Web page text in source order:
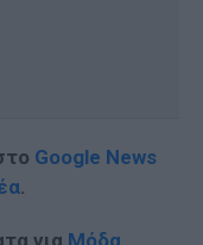
Google News
.
για Μόδα,